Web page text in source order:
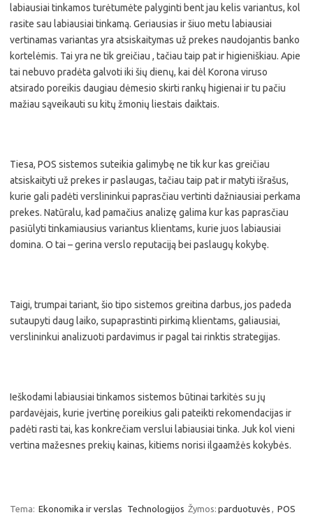
labiausiai tinkamos turėtumėte palyginti bent jau kelis variantus, kol
rasite sau labiausiai tinkamą. Geriausias ir šiuo metu labiausiai
vertinamas variantas yra atsiskaitymas už prekes naudojantis banko
kortelėmis. Tai yra ne tik greičiau , tačiau taip pat ir higieniškiau. Apie
tai nebuvo pradėta galvoti iki šių dienų, kai dėl Korona viruso
atsirado poreikis daugiau dėmesio skirti rankų higienai ir tu pačiu
mažiau sąveikauti su kitų žmonių liestais daiktais.
Tiesa, POS sistemos suteikia galimybę ne tik kur kas greičiau
atsiskaityti už prekes ir paslaugas, tačiau taip pat ir matyti išrašus,
kurie gali padėti verslininkui paprasčiau vertinti dažniausiai perkama
prekes. Natūralu, kad pamačius analizę galima kur kas paprasčiau
pasiūlyti tinkamiausius variantus klientams, kurie juos labiausiai
domina. O tai – gerina verslo reputaciją bei paslaugų kokybę.
Taigi, trumpai tariant, šio tipo sistemos greitina darbus, jos padeda
sutaupyti daug laiko, supaprastinti pirkimą klientams, galiausiai,
verslininkui analizuoti pardavimus ir pagal tai rinktis strategijas.
Ieškodami labiausiai tinkamos sistemos būtinai tarkitės su jų
pardavėjais, kurie įvertinę poreikius gali pateikti rekomendacijas ir
padėti rasti tai, kas konkrečiam verslui labiausiai tinka. Juk kol vieni
vertina mažesnes prekių kainas, kitiems norisi ilgaamžės kokybės.
Tema: Ekonomika ir verslas Technologijos Žymos: parduotuvės , POS